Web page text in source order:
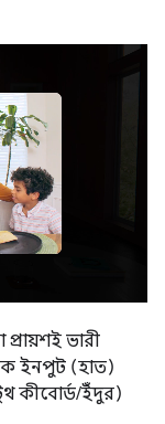
ভারী
ইনপুট (হাত)
কীবোর্ড/ইঁদুর)